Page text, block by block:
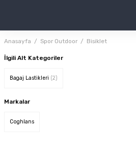
Anasayfa Spor Outdoor Bisiklet
İlgili Alt Kategoriler
Bagaj Lastikleri (2)
Markalar
Coghlans